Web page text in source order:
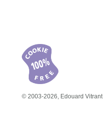
© 2003-2026, Edouard Vitrant